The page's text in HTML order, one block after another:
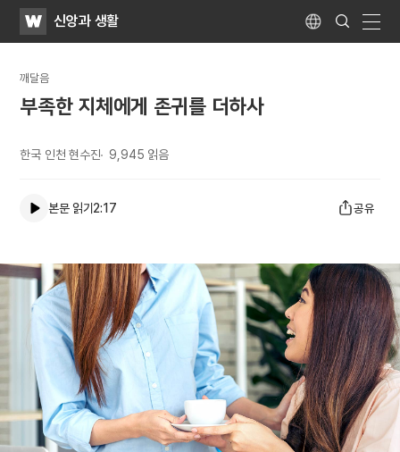
WATV신앙과 생활 Language
Search
Submit
깨달음
부족한 지체에게 존귀를 더하사
한국 인천 현수진 9,945 읽음
본문 읽기2:17 공유